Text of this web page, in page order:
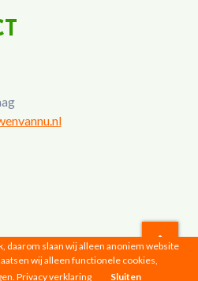
2026 |Privacyverklaring
daarom slaan wij alleen anoniem website
wij alleen functionele cookies,
Privacy verklaring Sluiten